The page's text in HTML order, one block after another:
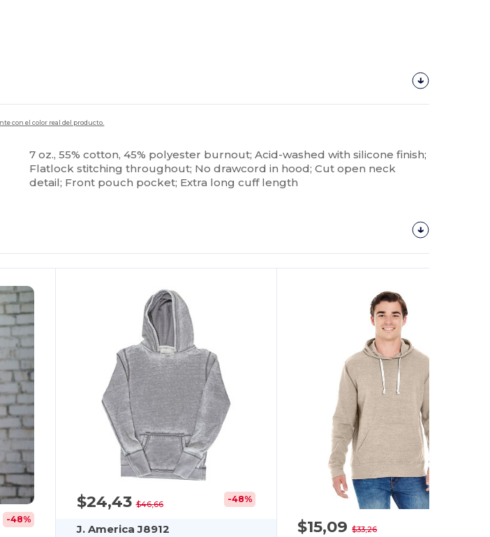
con el color real del producto.
7 oz., 55% cotton, 45% polyester burnout; Acid-washed with silicone finish;
Flatlock stitching throughout; No drawcord in hood; Cut open neck
detail; Front pouch pocket; Extra long cuff length
-48%
$24,43$46,66 -48%
J. America J8912 $15,09$33,26